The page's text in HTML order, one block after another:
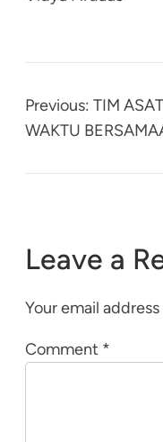
Previous: TIM
WAKTU
Leave a
Your email
Comment *